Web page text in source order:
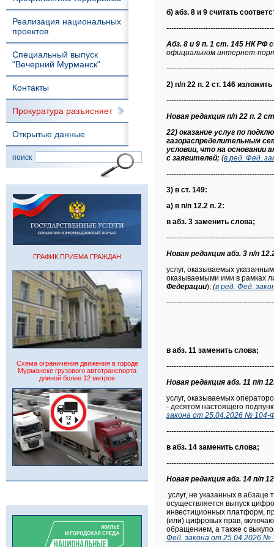
Реализация национальных
проектов
Специальный выпуск
"Вечерний Мурманск"
Контакты
Прокуратура разъясняет
Открытые данные
поиск
ГРАФИК ПРИЕМА ГРАЖДАН
Схема ограничения движения в городе
Мурманске грузового автотранспорта
длиной более 12 метров
б) абз. 8 и 9 считать
Абз. 8 и 9 п. 1 ст. 145 НК РФ
официальном интернет-
2) п/п 22 п. 2 ст. 146
Новая редакция п/п 22 п. 2
22) оказание услуг по
газораспределительным
условии, что на основании
с заявителей; (в ред. Фед.
3) в ст. 149:
а) в п/п 12.2 п. 2:
в абз. 3 заменить слова;
Новая редакция абз. 3 п/п
услуг, оказываемых
оказываемыми ими в рамках
Федерации); (в ред. Фед.
в абз. 11 заменить слова;
Новая редакция абз. 11 п/п
услуг, оказываемых
- десятом настоящего
закона от 25.04.2026 № 104-
в абз. 14 заменить слова;
Новая редакция абз. 14 п/п
услуг, не указанных в
осуществляется выпуск
инвестиционных платформ,
(или) цифровых прав,
обращением, а также с
Фед. закона от 25.04.2026 №